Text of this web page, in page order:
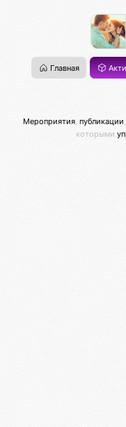
Главная
Мероприятия публикации
которыми